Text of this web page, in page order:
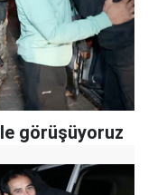
görüşüyoruz